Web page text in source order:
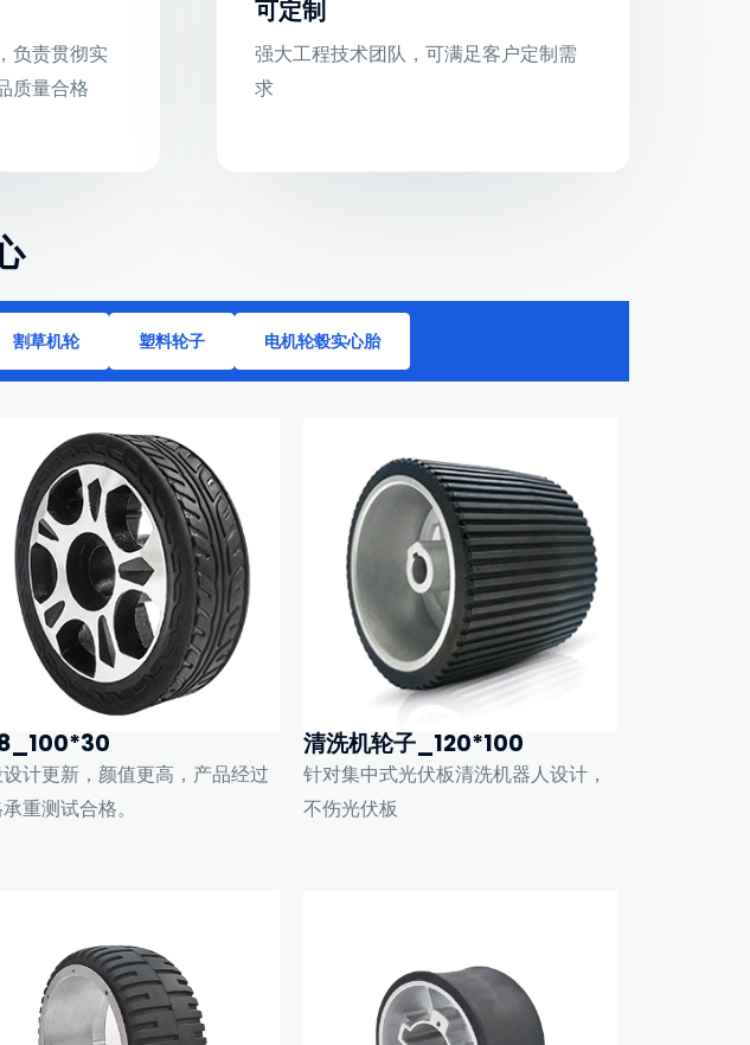
负责贯彻实
质量合格
可定制
强大工程技术团队，可满足客户定制需
求
割草机轮 塑料轮子 电机轮毂实心胎
计更新，颜值更高，产品经过
重测试合格。
清洗机轮子_120*100
针对集中式光伏板清洗机器人设计，
不伤光伏板